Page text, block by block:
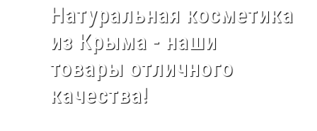
Натуральная косметика
из Крыма - наши
товары отличного
качества!